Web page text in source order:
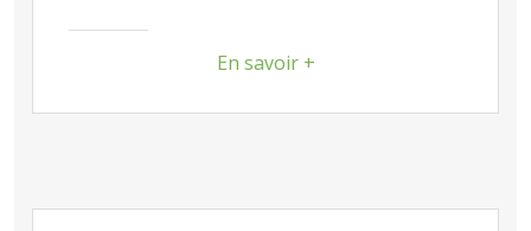
En savoir +